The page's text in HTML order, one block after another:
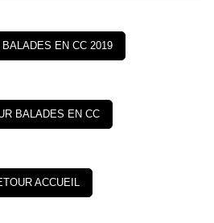
BALADES EN CC 2019
BALADES EN CC
ACCUEIL